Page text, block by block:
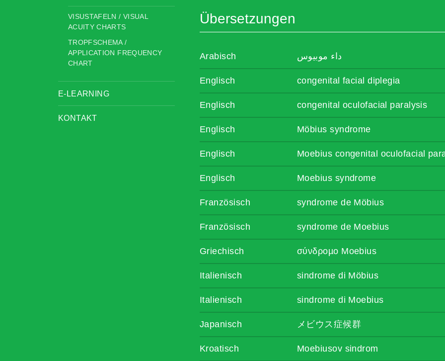
VISUSTAFELN / VISUAL
ACUITY CHARTS
TROPFSCHEMA /
APPLICATION FREQUENCY
CHART
E-LEARNING
KONTAKT
Übersetzungen
Arabisch داء موبيوس
Englisch congenital facial diplegia
Englisch congenital oculofacial paralysis
Englisch Möbius syndrome
Englisch Moebius congenital oculofacial
Englisch Moebius syndrome
Französisch syndrome de Möbius
Französisch syndrome de Moebius
Griechisch σύνδροµο Moebius
Italienisch sindrome di Möbius
Italienisch sindrome di Moebius
Japanisch メビウス症候群
Kroatisch Moebiusov sindrom